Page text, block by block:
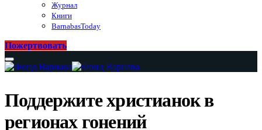
Журнал
Книги
BarnabasToday
Пожертвовать
Поддержите христианок в
регионах гонений